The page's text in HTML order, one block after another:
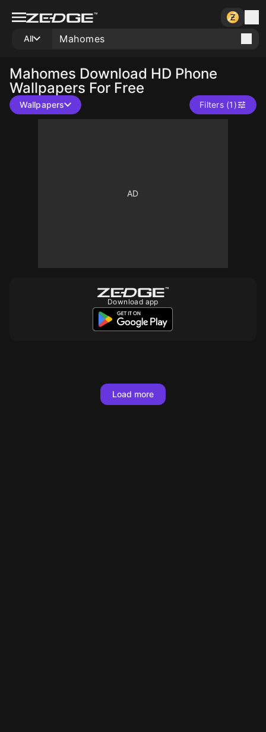
All
Mahomes Download HD Phone
Wallpapers For Free
Wallpapers Filters (1)
10
Download app
Load more